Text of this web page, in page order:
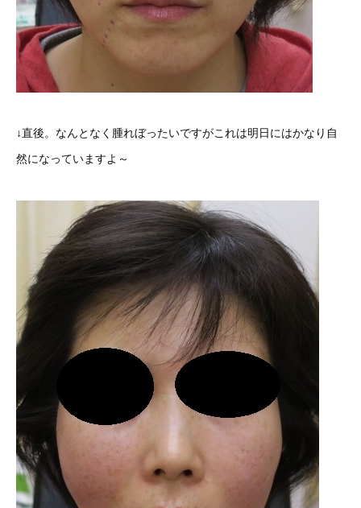
↓直後。なんとなく腫れぼったいですがこれは明日にはかなり自
然になっていますよ～